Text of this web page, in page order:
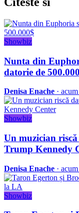
Showbiz
Nunta din
datorie de
Denisa Enache ·
Showbiz
Un muzician
Trump Kennedy
Denisa Enache ·
Showbiz